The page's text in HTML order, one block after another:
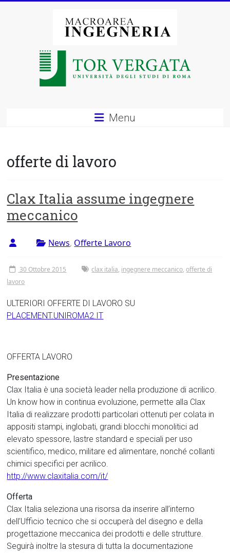
Macroarea
degli
di
Roma
Tor
Vergata
Menu
offerte di lavoro
Clax Italia assume ingegnere
meccanico
News, Offerte Lavoro
30 Ottobre 2015 clax italia, ingegnere meccanico,offerte di
lavoro
ULTERIORI OFFERTE DI LAVORO SU
PLACEMENT.UNIROMA2.IT
OFFERTA LAVORO
Presentazione
Clax Italia è una società leader nella produzione di acrilico.
Un know how in continua evoluzione, permette alla Clax
Italia di realizzare prodotti particolari ottenuti per colata in
appositi stampi, inglobati, grandi blocchi monolitici ad
elevato spessore, lastre standard e speciali per uso
scientifico, medico, militare ed alimentare, nonché collanti
chimici specifici per acrilico.
http://www.claxitalia.com/it/
Offerta
Clax Italia seleziona una risorsa da inserire all’interno
dell’Ufficio tecnico che si occuperà del disegno e della
progettazione meccanica dei prodotti e delle strutture.
Seguirà inoltre la stesura di tutta la documentazione